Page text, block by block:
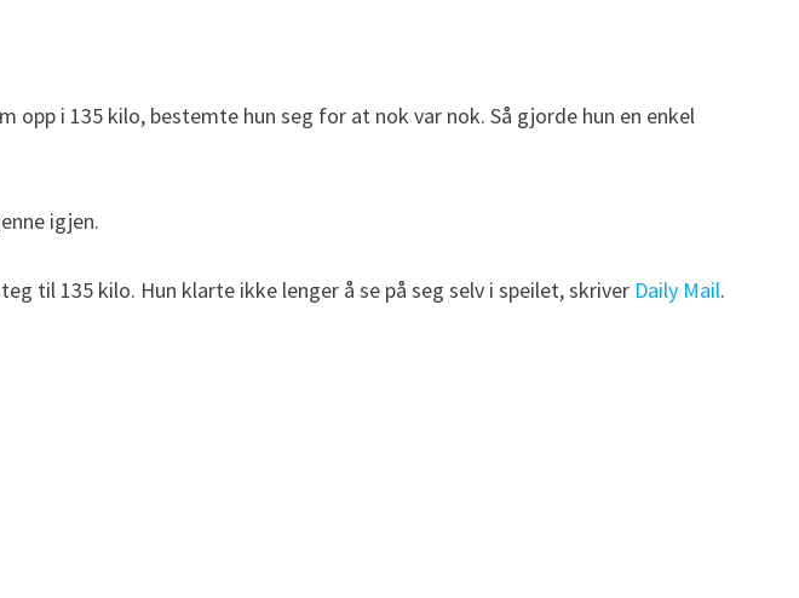
i 135 kilo, bestemte hun seg for at nok var nok. Så gjorde hun en enkel
igjen.
til 135 kilo. Hun klarte ikke lenger å se på seg selv i speilet, skriver Daily Mail.